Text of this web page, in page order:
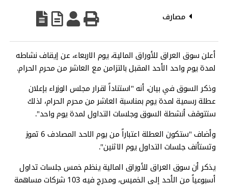
مصارف
أعلن سوق العراق للأوراق المالية، يوم الاربعاء، عن إيقاف نشاطه
لمدة يوم واحد الأحد المقبل بالتزامن مع العاشر من محرم الحرام.
وذكر السوق في بيان، أنه "استناداً لقرار مجلس الوزراء بإعلان
عطلة رسمية لمدة يوم بمناسبة العاشر من محرم الحرام، لذلك
ستتوقف أنشطة السوق وجلسات التداول لمدة يوم واحد".
وأضاف "ستكون العطلة اعتباراً من يوم الاحد المصادف 6 تموز
وتستأنف جلسات التداول يوم الاثنين".
يذكر أن سوق العراق للأوراق المالية ينظم خمس جلسات تداول
أسبوعياً من الأحد إلى الخميس، ومدرج فيه 103 شركات مساهمة